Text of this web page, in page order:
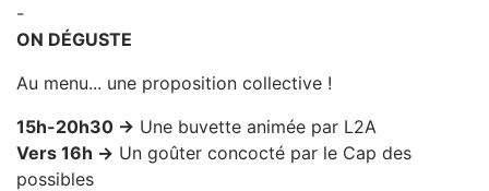
-
ON DÉGUSTE
Au menu... une proposition collective !
15h-20h30 → Une buvette animée par L2A
Vers 16h → Un goûter concocté par le Cap des
possibles